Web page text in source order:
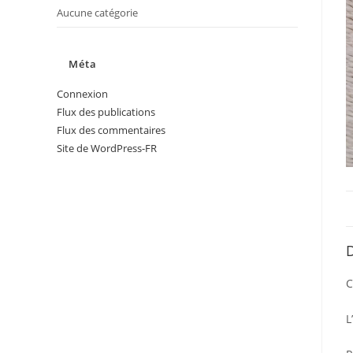
Aucune catégorie
Méta
Connexion
Flux des publications
Flux des commentaires
Site de WordPress-FR